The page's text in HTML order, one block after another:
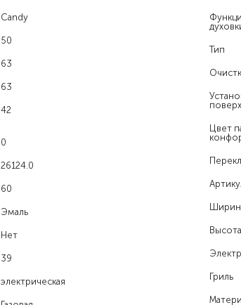
Candy
50
63
63
42
0
26124.0
60
Эмаль
Нет
39
электрическая
Тип
Цвет
Гриль